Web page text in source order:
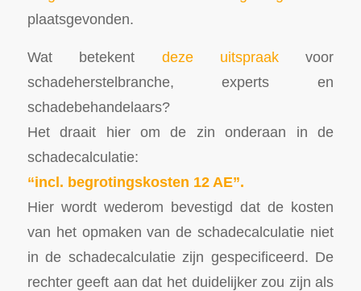
plaatsgevonden.
Wat betekent deze uitspraakvoor
schadeherstelbranche, experts en
schadebehandelaars?
Het draait hier om de zin onderaan in de
schadecalculatie:
“incl. begrotingskosten 12 AE”.
Hier wordt wederom bevestigd dat de kosten
van het opmaken van de schadecalculatie niet
in de schadecalculatie zijn gespecificeerd. De
rechter geeft aan dat het duidelijker zou zijn als